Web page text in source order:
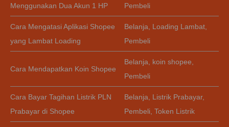
Menggunakan Dua Akun 1 HP
Pembeli
Cara Mengatasi Aplikasi Shopee
yang Lambat Loading
Belanja, Loading Lambat,
Pembeli
Cara Mendapatkan Koin Shopee
Belanja, koin shopee,
Pembeli
Cara Bayar Tagihan Listrik PLN
Prabayar di Shopee
Belanja, Listrik Prabayar,
Pembeli, Token Listrik